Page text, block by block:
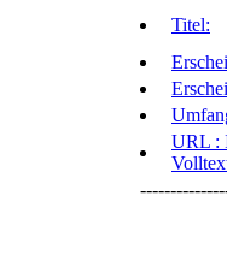
Titel:
URL :